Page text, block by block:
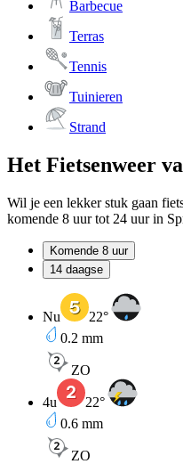
Barbecue
Terras
Tennis
Tuinieren
Strand
Het Fietsenweer
Wil je een lekker stuk gaan
komende 8 uur tot 24 uur in
Komende 8 uur
14 daagse
Nu 22°
0.2 mm
ZO
4u 22°
0.6 mm
ZO